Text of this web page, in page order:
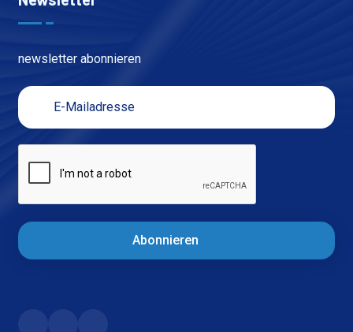
newsletter abonnieren
Abonnieren